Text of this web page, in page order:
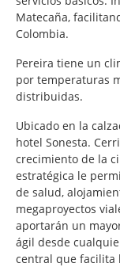
Matecaña,
Colombia.
Pereira tiene un
por temperaturas
distribuidas.
Ubicado en la
hotel Sonesta.
crecimiento de la
estratégica le
de salud,
megaproyectos
aportarán un
ágil desde
central que facilita